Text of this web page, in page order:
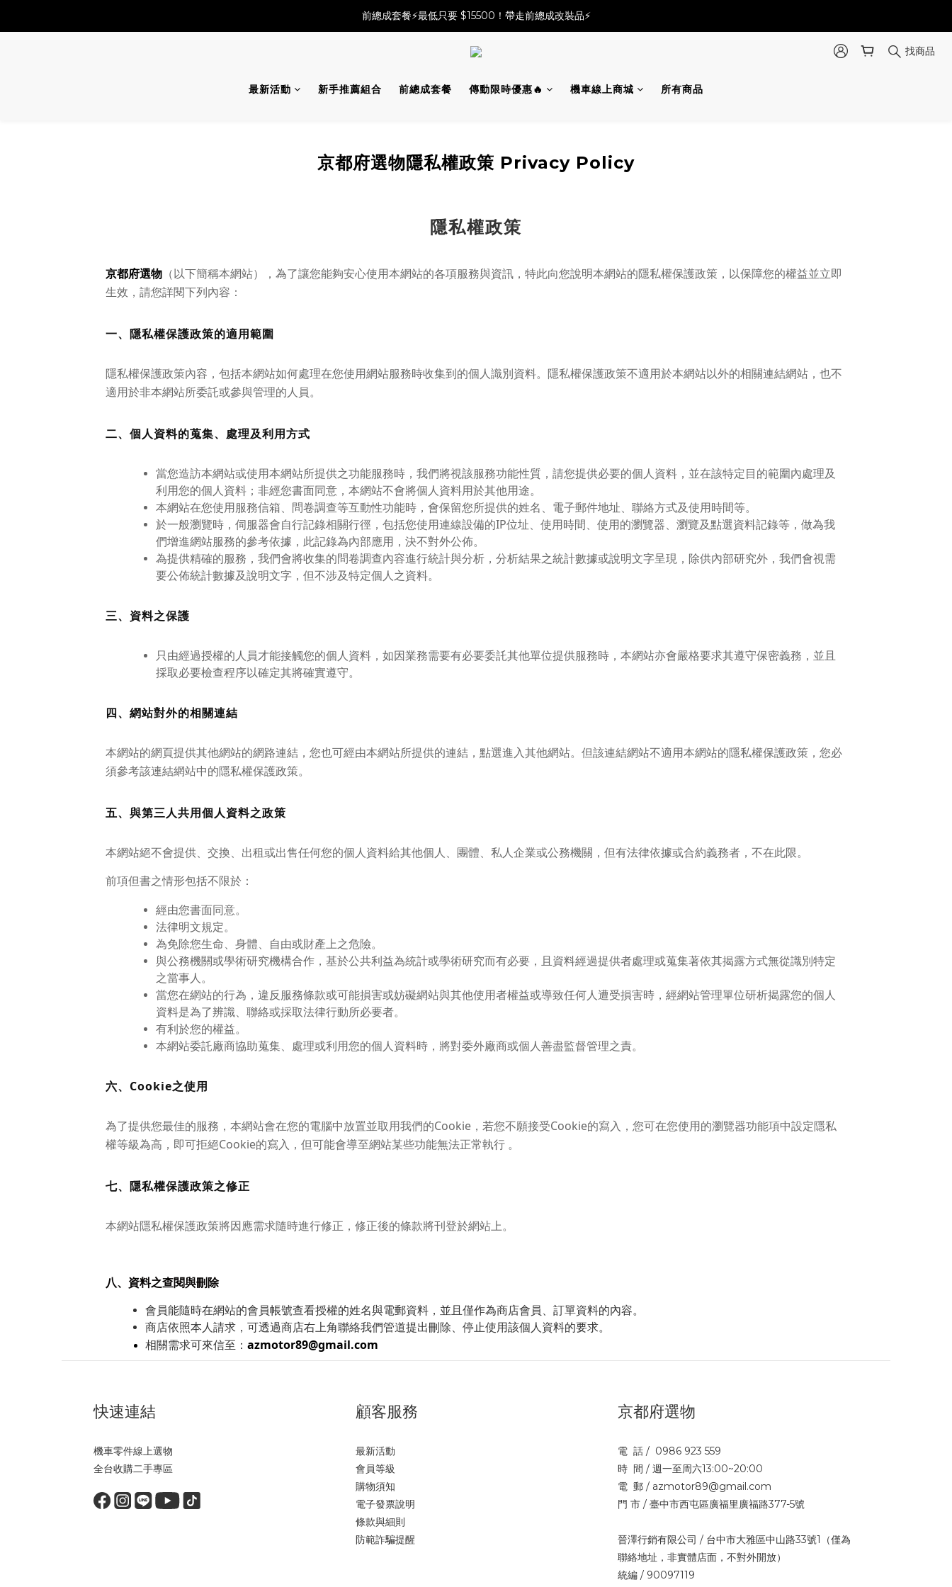
必改龍頭四件套⚡️不用五千六!! 優惠價只要 $ 4899💥
前總成套餐⚡️最低只要 $15500！帶走前總成改裝品⚡️
2025倒叉前總全方案✨A~F自由選✨點擊購買 找商品
最新活動 新手推薦組合 前總成套餐 傳動限時優惠🔥 機車線上商城 所有商品
京都府選物隱私權政策 Privacy Policy
隱私權政策
京都府選物 （以下簡稱本網站），為了讓您能夠安心使用本網站的各項服務與資訊，特此向您說明本網站的隱私權保護政策，以保障您的權益並立即
生效，請您詳閱下列內容：
一、隱私權保護政策的適用範圍
隱私權保護政策內容，包括本網站如何處理在您使用網站服務時收集到的個人識別資料。隱私權保護政策不適用於本網站以外的相關連結網站，也不
適用於非本網站所委託或參與管理的人員。
二、個人資料的蒐集、處理及利用方式
當您造訪本網站或使用本網站所提供之功能服務時，我們將視該服務功能性質，請您提供必要的個人資料，並在該特定目的範圍內處理及
利用您的個人資料；非經您書面同意，本網站不會將個人資料用於其他用途。
本網站在您使用服務信箱、問卷調查等互動性功能時，會保留您所提供的姓名、電子郵件地址、聯絡方式及使用時間等。
於一般瀏覽時，伺服器會自行記錄相關行徑，包括您使用連線設備的IP位址、使用時間、使用的瀏覽器、瀏覽及點選資料記錄等，做為我
們增進網站服務的參考依據，此記錄為內部應用，決不對外公佈。
為提供精確的服務，我們會將收集的問卷調查內容進行統計與分析，分析結果之統計數據或說明文字呈現，除供內部研究外，我們會視需
要公佈統計數據及說明文字，但不涉及特定個人之資料。
三、資料之保護
只由經過授權的人員才能接觸您的個人資料，如因業務需要有必要委託其他單位提供服務時，本網站亦會嚴格要求其遵守保密義務，並且
採取必要檢查程序以確定其將確實遵守。
四、網站對外的相關連結
本網站的網頁提供其他網站的網路連結，您也可經由本網站所提供的連結，點選進入其他網站。但該連結網站不適用本網站的隱私權保護政策，您必
須參考該連結網站中的隱私權保護政策。
五、與第三人共用個人資料之政策
本網站絕不會提供、交換、出租或出售任何您的個人資料給其他個人、團體、私人企業或公務機關，但有法律依據或合約義務者，不在此限。
前項但書之情形包括不限於：
經由您書面同意。
法律明文規定。
為免除您生命、身體、自由或財產上之危險。
與公務機關或學術研究機構合作，基於公共利益為統計或學術研究而有必要，且資料經過提供者處理或蒐集著依其揭露方式無從識別特定
之當事人。
當您在網站的行為，違反服務條款或可能損害或妨礙網站與其他使用者權益或導致任何人遭受損害時，經網站管理單位研析揭露您的個人
資料是為了辨識、聯絡或採取法律行動所必要者。
有利於您的權益。
本網站委託廠商協助蒐集、處理或利用您的個人資料時，將對委外廠商或個人善盡監督管理之責。
六、Cookie之使用
為了提供您最佳的服務，本網站會在您的電腦中放置並取用我們的Cookie，若您不願接受Cookie的寫入，您可在您使用的瀏覽器功能項中設定隱私
權等級為高，即可拒絕Cookie的寫入，但可能會導至網站某些功能無法正常執行 。
七、隱私權保護政策之修正
本網站隱私權保護政策將因應需求隨時進行修正，修正後的條款將刊登於網站上。
八、資料之查閱與刪除
會員能隨時在網站的會員帳號查看授權的姓名與電郵資料，並且僅作為商店會員、訂單資料的內容。
商店依照本人請求，可透過商店右上角聯絡我們管道提出刪除、停止使用該個人資料的要求。
相關需求可來信至： azmotor89@gmail.com
快速連結
機車零件線上選物
全台收購二手專區
顧客服務
最新活動
會員等級
購物須知
電子發票說明
條款與細則
防範詐騙提醒
京都府選物
電 話 / 0986 923 559
時 間 / 週一至周六13:00~20:00
電 郵 / azmotor89@gmail.com
門 市 / 臺中市西屯區廣福里廣福路377-5號
晉澤行銷有限公司 / 台中市大雅區中山路33號1（僅為
聯絡地址，非實體店面，不對外開放）
統編 / 90097119